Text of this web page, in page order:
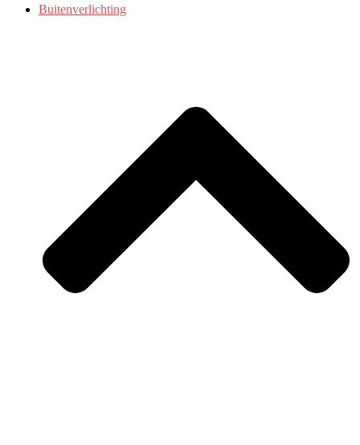
Buitenverlichting